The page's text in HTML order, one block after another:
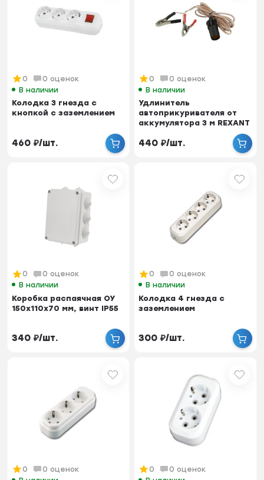
0
0 оценок
В наличии
Колодка 3 гнезда с
кнопкой с заземлением
460 ₽/шт.
0
0 оценок
В наличии
Удлинитель
автоприкуривателя от
аккумулятора 3 м REXANT
440 ₽/шт.
0
0 оценок
В наличии
Коробка распаячная ОУ
150x110x70 мм, винт IP55
340 ₽/шт.
0
0 оценок
В наличии
Колодка 4 гнезда с
заземлением
300 ₽/шт.
0
0 оценок
0
0 оценок